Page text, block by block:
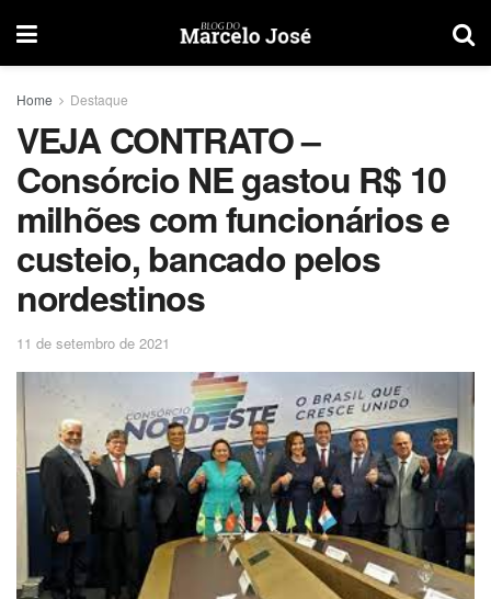
Home Destaque
VEJA CONTRATO –
Consórcio NE gastou R$ 10
milhões com funcionários e
custeio, bancado pelos
nordestinos
11 de setembro de 2021